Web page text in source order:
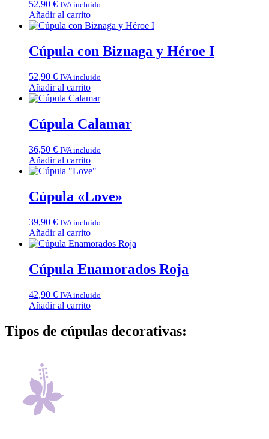
52,90 € IVA incluido
Añadir al carrito
Cúpula con Biznaga y Héroe I
52,90 € IVA incluido
Añadir al carrito
Cúpula Calamar
36,50 € IVA incluido
Añadir al carrito
Cúpula «Love»
39,90 € IVA incluido
Añadir al carrito
Cúpula Enamorados Roja
42,90 € IVA incluido
Añadir al carrito
Tipos de cúpulas decorativas: